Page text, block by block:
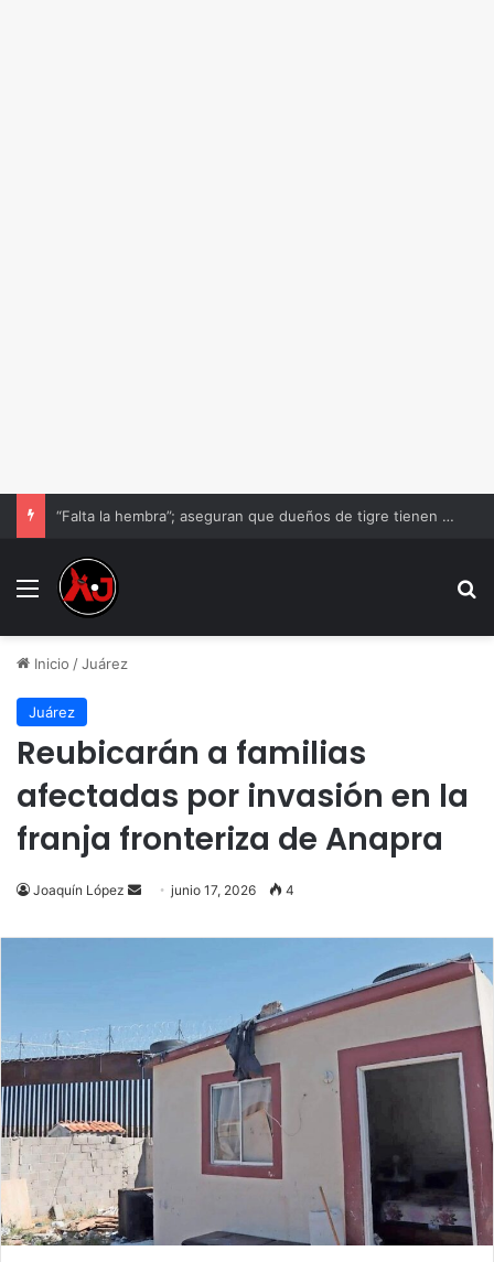
“Falta la hembra”; aseguran que dueños de tigre tienen otro ejemplar
Menu
Inicio /Juárez
Juárez
Reubicarán a familias
afectadas por invasión en la
franja fronteriza de Anapra
Joaquín López
Send
email
junio 17, 2026 4